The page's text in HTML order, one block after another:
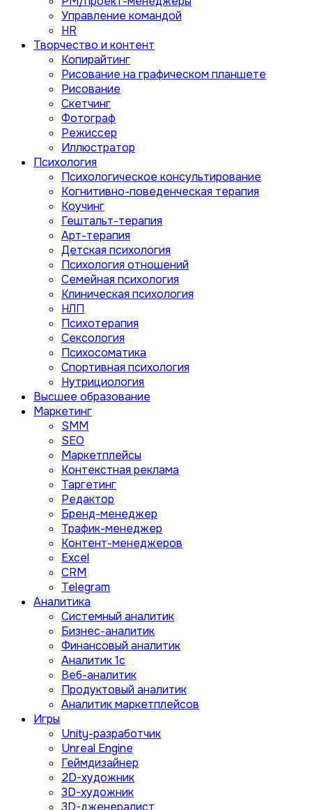
Управление командой
HR
Творчество и контент
Копирайтинг
Рисование на графическом планшете
Рисование
Скетчинг
Фотограф
Режиссер
Иллюстратор
Психология
Психологическое консультирование
Когнитивно-поведенческая терапия
Коучинг
Гештальт-терапия
Арт-терапия
Детская психология
Психология отношений
Семейная психология
Клиническая психология
НЛП
Психотерапия
Сексология
Психосоматика
Спортивная психология
Нутрициология
Высшее образование
Маркетинг
SMM
SEO
Маркетплейсы
Контекстная реклама
Таргетинг
Редактор
Бренд-менеджер
Трафик-менеджер
Контент-менеджеров
Excel
CRM
Telegram
Аналитика
Системный аналитик
Бизнес-аналитик
Финансовый аналитик
Aналитик 1с
Веб-аналитик
Продуктовый аналитик
Аналитик маркетплейсов
Игры
Unity-разработчик
Unreal Engine
Геймдизайнер
2D-художник
3D-художник
3D-дженералист